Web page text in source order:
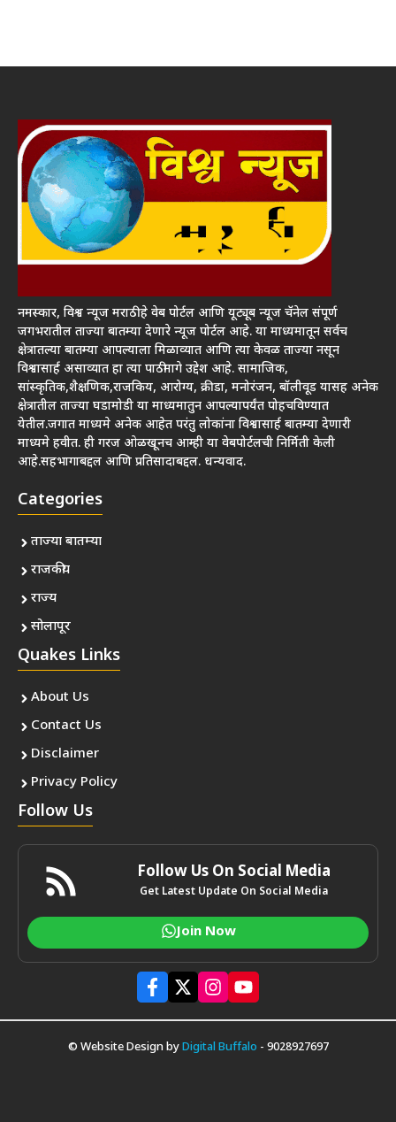
नमस्कार, विश्व न्यूज मराठी हे वेब पोर्टल आणि यूट्यूब न्यूज चॅनेल संपूर्ण
जगभरातील ताज्या बातम्या देणारे न्यूज पोर्टल आहे. या माध्यमातून सर्वच
क्षेत्रातल्या बातम्या आपल्याला मिळाव्यात आणि त्या केवळ ताज्या नसून
विश्वासार्ह असाव्यात हा त्या पाठीमागे उद्देश आहे. सामाजिक,
सांस्कृतिक,शैक्षणिक,राजकिय, आरोग्य, क्रीडा, मनोरंजन, बॉलीवूड यासह अनेक
क्षेत्रातील ताज्या घडामोडी या माध्यमातुन आपल्यापर्यंत पोहचविण्यात
येतील.जगात माध्यमे अनेक आहेत परंतु लोकांना विश्वासार्ह बातम्या देणारी
माध्यमे हवीत. ही गरज ओळखूनच आम्ही या वेबपोर्टलची निर्मिती केली
आहे.सहभागाबद्दल आणि प्रतिसादाबद्दल. धन्यवाद.
Categories
ताज्या बातम्या
राजकीय
राज्य
सोलापूर
Quakes Links
About Us
Contact Us
Disclaimer
Privacy Policy
Follow Us
Follow Us On Social Media
Get Latest Update On Social Media
Join Now
© Website Design byDigital Buffalo - 9028927697